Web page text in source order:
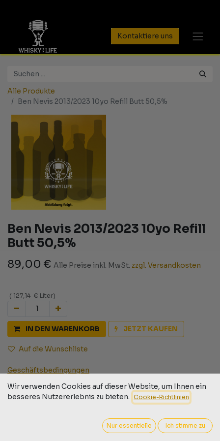
Kontaktiere uns
Alle Produkte
Ben Nevis 2013/2023 10yo Refill Butt 50,5%
Ben Nevis 2013/2023 10yo Refill
Butt 50,5%
89,00 € Alle Preise inkl. MwSt. zzgl. Versandkosten
( 127,14 € Liter)
IN DEN WARENKORB JETZT KAUFEN
Auf die Wunschliste
Geschäftsbedingungen
Versand: 2-3 Geschäftstage
Wir verwenden Cookies auf dieser Website, um Ihnen ein
besseres Nutzererlebnis zu bieten. Cookie-Richtlinien
Nur essentielle Ich stimme zu